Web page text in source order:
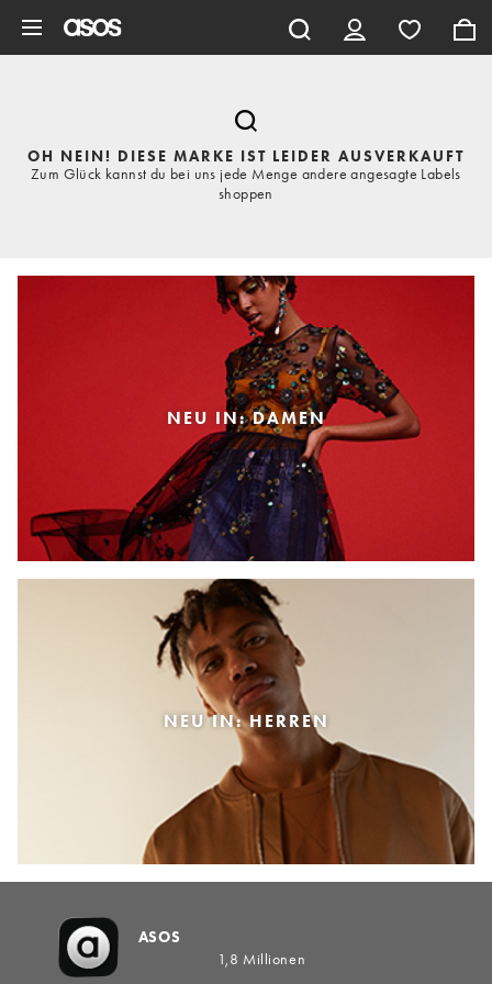
OH NEIN! DIESE MARKE IST LEIDER AUSVERKAUFT
Zum Glück kannst du bei uns jede Menge andere angesagte Labels
shoppen
NEU IN: DAMEN
NEU IN: HERREN
ASOS
1,8 Millionen